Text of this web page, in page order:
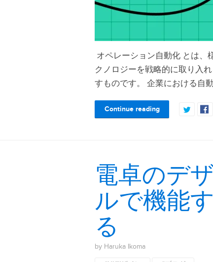
オペレーション自動化 とは、
クノロジーを戦略的に取り入
すものです。 企業における自
Continue reading
電卓のデ
ルで機能
る
by Haruka Ikoma